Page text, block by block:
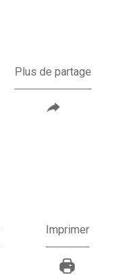
Plus de partage
Imprimer